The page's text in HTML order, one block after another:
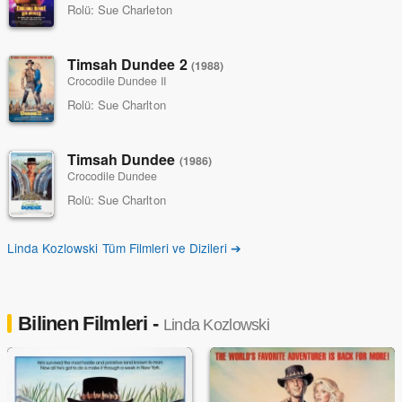
Rolü: Sue Charleton
Timsah Dundee 2 (1988)
Crocodile Dundee II
Rolü: Sue Charlton
Timsah Dundee (1986)
Crocodile Dundee
Rolü: Sue Charlton
Linda Kozlowski Tüm Filmleri ve Dizileri ➔
Bilinen Filmleri - Linda Kozlowski